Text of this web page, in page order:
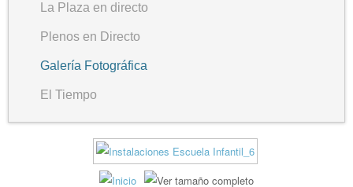
La Plaza en directo
Plenos en Directo
Galería Fotográfica
El Tiempo